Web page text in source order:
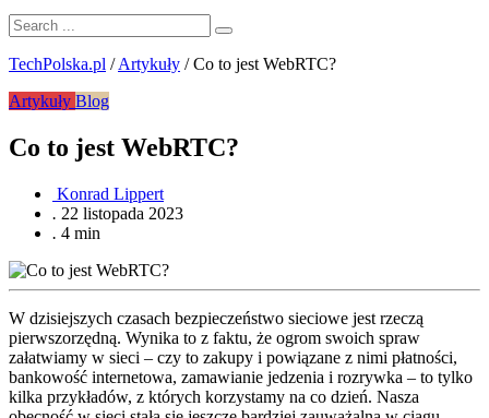
TechPolska.pl /Artykuły /Co to jest WebRTC?
Artykuły Blog
Co to jest WebRTC?
Konrad Lippert
. 22 listopada 2023
. 4 min
W dzisiejszych czasach bezpieczeństwo sieciowe jest rzeczą
pierwszorzędną. Wynika to z faktu, że ogrom swoich spraw
załatwiamy w sieci – czy to zakupy i powiązane z nimi płatności,
bankowość internetowa, zamawianie jedzenia i rozrywka – to tylko
kilka przykładów, z których korzystamy na co dzień. Nasza